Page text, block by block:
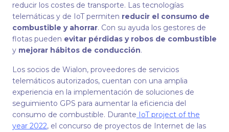
reducir los costes de transporte. Las tecnologías
telemáticas y de IoT permiten reducir el consumo de
combustible y ahorrar. Con su ayuda los gestores de
flotas pueden evitar pérdidas y robos de combustible
y mejorar hábitos de conducción.
Los socios de Wialon, proveedores de servicios
telemáticos autorizados, cuentan con una amplia
experiencia en la implementación de soluciones de
seguimiento GPS para aumentar la eficiencia del
consumo de combustible. Durante IoT project of the
year 2022, el concurso de proyectos de Internet de las